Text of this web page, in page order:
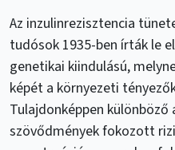
Az inzulinrezisztencia
tudósok 1935-ben írták le
genetikai kiindulású,
képét a környezeti
Tulajdonképpen különböző
szövődmények fokozott